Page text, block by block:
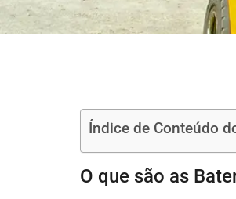
Índice de Conteúdo
O que são as